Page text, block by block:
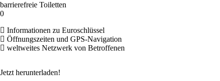
barrierefreie Toiletten
0
Informationen zu Euroschlüssel
Öffnungszeiten und GPS-Navigation
weltweites Netzwerk von Betroffenen
Jetzt herunterladen!